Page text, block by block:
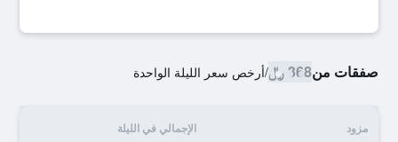
صفقات من368 ﷼ /أرخص سعر الليلة الواحدة
مزود الإجمالي في الليلة